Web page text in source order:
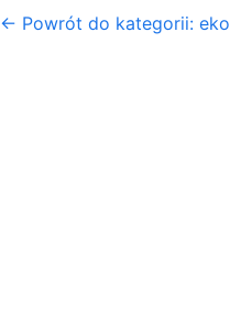
← Powrót do kategorii: eko